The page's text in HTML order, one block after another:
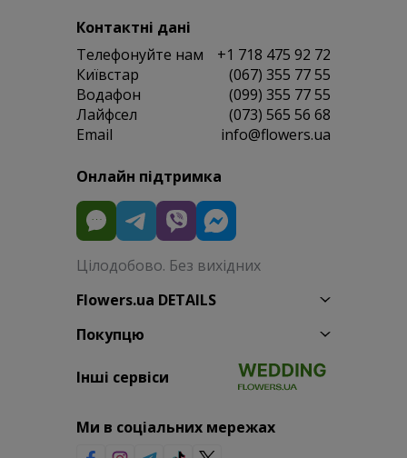
Контактні дані
Телефонуйте нам
+1 718 475 92 72
Київстар
(067) 355 77 55
Водафон
(099) 355 77 55
Лайфсел
(073) 565 56 68
Email
info@flowers.ua
Онлайн підтримка
Цілодобово. Без вихідних
Flowers.ua DETAILS
Покупцю
Інші сервіси
Ми в соціальних мережах